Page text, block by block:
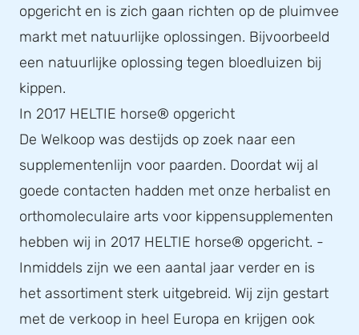
opgericht en is zich gaan richten op de pluimvee
markt met natuurlijke oplossingen. Bijvoorbeeld
een natuurlijke oplossing tegen bloedluizen bij
kippen.
In 2017 HELTIE horse® opgericht
De Welkoop was destijds op zoek naar een
supplementenlijn voor paarden. Doordat wij al
goede contacten hadden met onze herbalist en
orthomoleculaire arts voor kippensupplementen
hebben wij in 2017 HELTIE horse® opgericht. -
Inmiddels zijn we een aantal jaar verder en is
het assortiment sterk uitgebreid. Wij zijn gestart
met de verkoop in heel Europa en krijgen ook